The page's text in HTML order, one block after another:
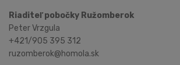
Riaditeľ pobočky Ružomberok
Peter Vrzgula
+421/905 395 312
ruzomberok@homola.sk